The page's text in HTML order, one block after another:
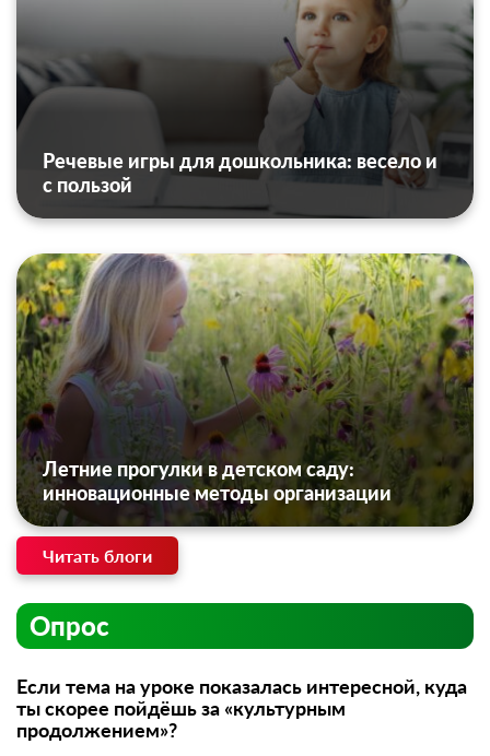
Речевые игры для дошкольника: весело и
с пользой
Летние прогулки в детском саду:
инновационные методы организации
Читать блоги
Опрос
Если тема на уроке показалась интересной, куда
ты скорее пойдёшь за «культурным
продолжением»?